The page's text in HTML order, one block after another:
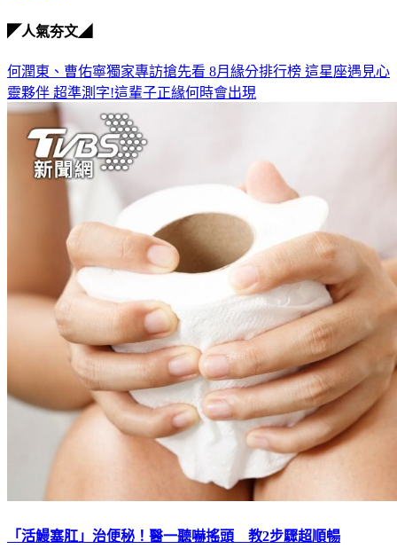
◤人氣夯文◢
何潤東、曹佑寧獨家專訪搶先看 8月緣分排行榜 這星座遇見心
靈夥伴 超準測字!這輩子正緣何時會出現
「活鰻塞肛」治便秘！醫一聽嚇搖頭 教2步驟超順暢